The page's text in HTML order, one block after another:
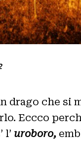
drago che si
Eccco
l’ uroboro,